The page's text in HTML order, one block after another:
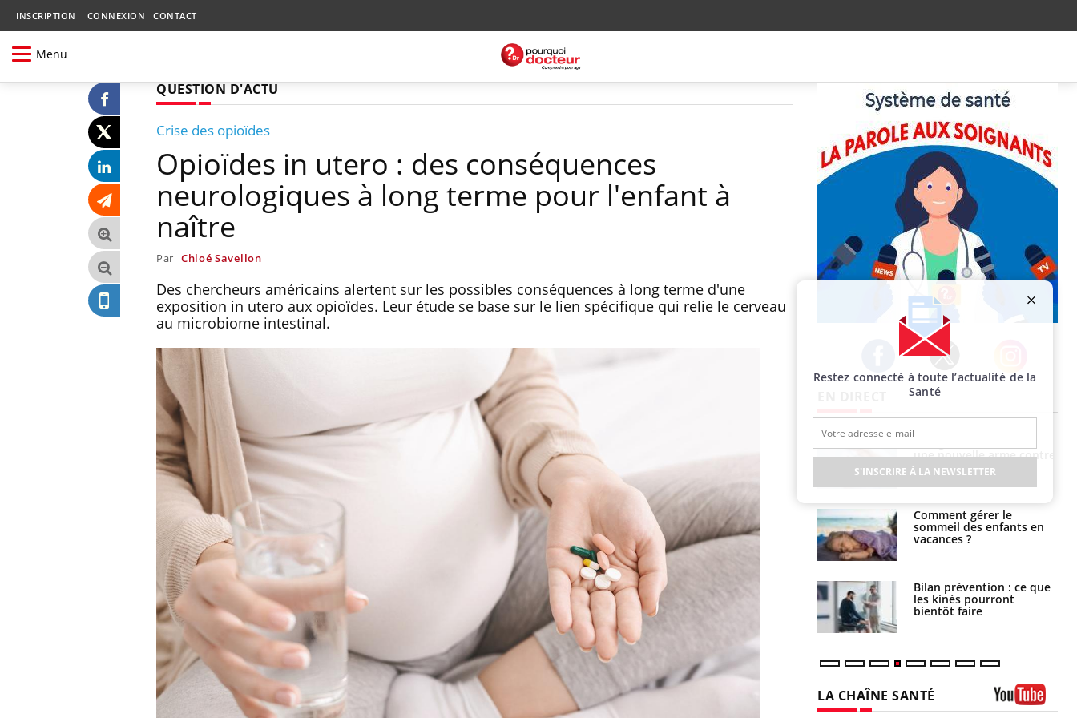
INSCRIPTION CONNEXION CONTACT
Menu
QUESTION D'ACTU
Crise des opioïdes
Opioïdes in utero : des conséquences
neurologiques à long terme pour l'enfant à
naître
Par Chloé Savellon
Des chercheurs américains alertent sur les possibles conséquences à long terme d'une
exposition in utero aux opioïdes. Leur étude se base sur le lien spécifique qui relie le cerveau
au microbiome intestinal.
Facebook Twitter Instagram
Pourquoi votre ventre
gâche-t-il les premiers
jours de vos vacances ?
Fortes chaleurs :
pourquoi le risque de
noyade grimpe-t-il ?
Le Viagra pourrait-il
freiner la propagation du
cancer ?
Pourquoi manger moins
de protéines pourrait
finalement être bénéfique
Grossesse et chaleur : ce
que dit la science
Le smartphone nuit-il à
l'apprentissage de la
Mordue par un
barracuda, une petite fille
secourue grâce à un
réflexe essentiel
quelle est l’origine de la
contamination ?
une nouvelle arme contre
les réactions sévères
Comment gérer le
sommeil des enfants en
vacances ?
Bilan prévention : ce que
les kinés pourront
bientôt faire
LA CHAÎNE SANTÉ
Restez connecté à toute l’actualité de la
Santé
S'INSCRIRE À LA NEWSLETTER